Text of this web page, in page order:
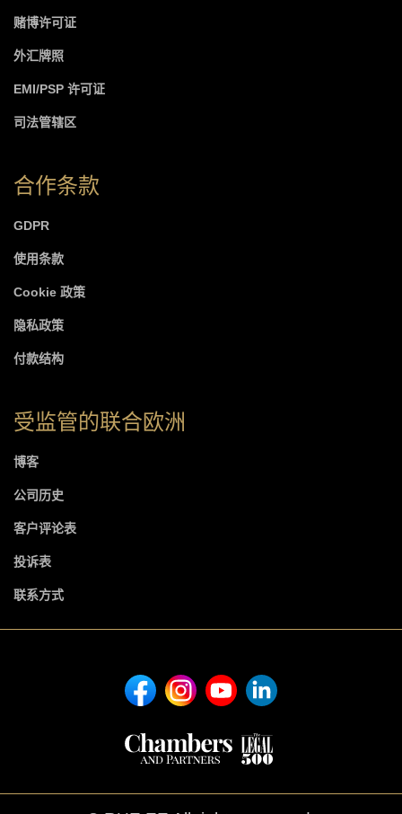
赌博许可证
外汇牌照
EMI/PSP 许可证
司法管辖区
合作条款
GDPR
使用条款
Cookie 政策
隐私政策
付款结构
受监管的联合欧洲
博客
公司历史
客户评论表
投诉表
联系方式